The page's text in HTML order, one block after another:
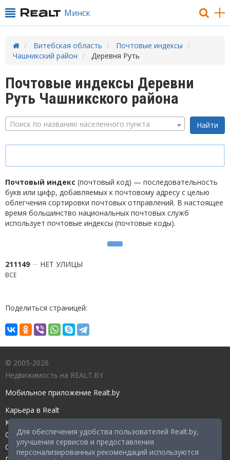
Для обеспечения удобства пользователей Realt.by,
улучшения сервисов и предоставления
персонализированных рекомендаций используются
Минск
Витебская область
Почтовые индексы
Чашникский район
Деревня Руть
Почтовые индексы Деревни
Руть Чашникского района
Поиск по названию населенного пункта
Почтовый индекс (почтовый код) — последовательность
букв или цифр, добавляемых к почтовому адресу с целью
облегчения сортировки почтовых отправлений. В настоящее
время большинство национальных почтовых служб
использует почтовые индексы (почтовые коды).
211149 НЕТ УЛИЦЫ
ВСЕ
Поделиться страницей:
© 2005-2026
Недвижимость на REALT.BY
Мобильное приложение Realt.by
Карьера в Realt
Контакты редакции
Справочный центр
Служба поддержки